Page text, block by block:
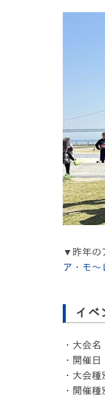
▼昨年の
ア・モ～
イベ
・大会
・開催
・大会
・開催